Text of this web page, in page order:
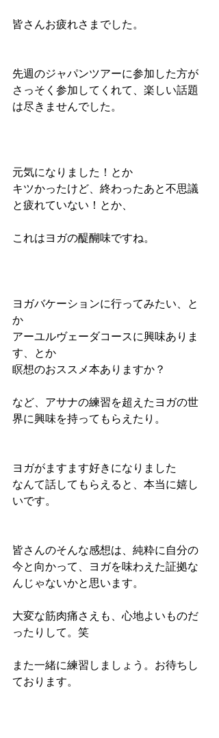
皆さんお疲れさまでした。
先週のジャパンツアーに参加した方が
さっそく参加してくれて、楽しい話題
は尽きませんでした。
元気になりました！とか
キツかったけど、終わったあと不思議
と疲れていない！とか、
これはヨガの醍醐味ですね。
ヨガバケーションに行ってみたい、と
か
アーユルヴェーダコースに興味ありま
す、とか
瞑想のおススメ本ありますか？
など、アサナの練習を超えたヨガの世
界に興味を持ってもらえたり。
ヨガがますます好きになりました
なんて話してもらえると、本当に嬉し
いです。
皆さんのそんな感想は、純粋に自分の
今と向かって、ヨガを味わえた証拠な
んじゃないかと思います。
大変な筋肉痛さえも、心地よいものだ
ったりして。笑
また一緒に練習しましょう。お待ちし
ております。